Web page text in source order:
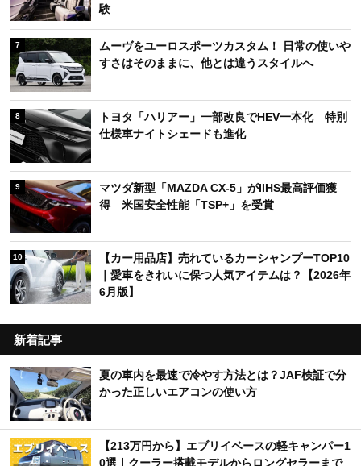
験
7
ムーヴをユーロスポーツカスタム！ 日常の使いや
すさはそのままに、他とは違うスタイルへ
8
トヨタ「ハリアー」一部改良でHEV一本化 特別
仕様車ナイトシェードも進化
9
マツダ新型「MAZDA CX-5」がIIHS最高評価獲
得 米国安全性能「TSP+」を受賞
10
【カー用品店】売れているカーシャンプーTOP10
｜愛車をきれいに保つ人気アイテムは？【2026年
6月版】
新着記事
夏の車内を最速で冷やす方法とは？JAF検証で分
かった正しいエアコンの使い方
【213万円から】エブリイベースの軽キャンパー1
0選｜クーラー搭載モデルからロングセラーまで